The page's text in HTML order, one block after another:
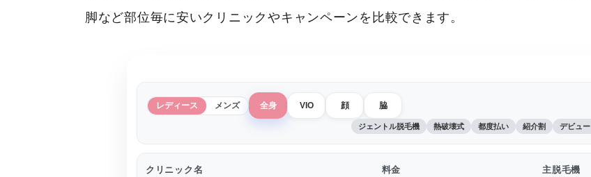
脚など部位毎に安いクリニックやキャンペーンを比較できます。
レディース メンズ 全身 VIO 顔 脇
ジェントル脱毛機 熱破壊式 都度払い 紹介割 デビュー
クリニック名 料金 主脱毛機